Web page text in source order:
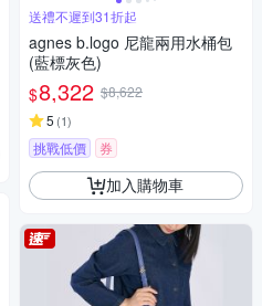
送禮不遲到31折起
agnes b.logo 尼龍兩用水桶包
(藍標灰色)
$8,322 $8,622
5 (1)
挑戰低價 券
加入購物車